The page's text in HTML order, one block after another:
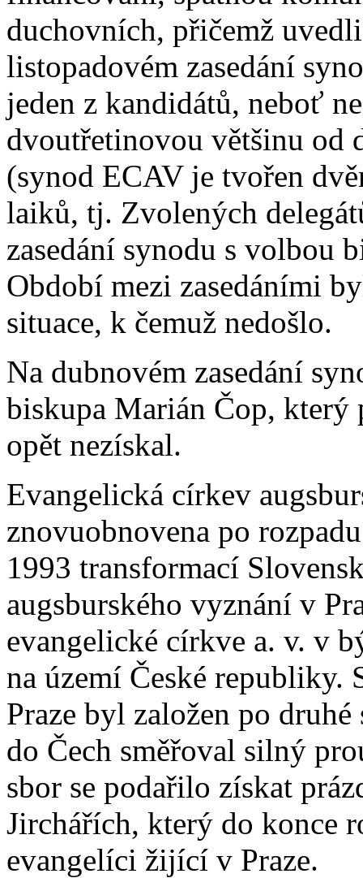
duchovních, přičemž
listopadovém zasedání
jeden z kandidátů, neboť
dvoutřetinovou většinu od
(synod ECAV je tvořen
laiků, tj. Zvolených
zasedání synodu s volbou
Období mezi zasedáními
situace, k čemuž nedošlo.
Na dubnovém zasedání
biskupa Marián Čop, který
opět nezískal.
Evangelická církev
znovuobnovena po
1993 transformací
augsburského vyznání v
evangelické církve a. v. v
na území České republiky.
Praze byl založen po
do Čech směřoval silný
sbor se podařilo získat
Jirchářích, který do konce
evangelíci žijící v Praze.